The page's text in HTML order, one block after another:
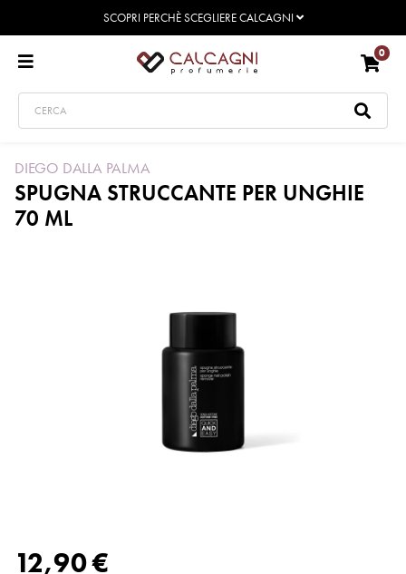
SCOPRI PERCHÈ SCEGLIERE CALCAGNI
0
DIEGO DALLA PALMA
SPUGNA STRUCCANTE PER UNGHIE
70 ML
12,90 €